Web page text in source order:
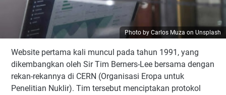
Photo by Carlos Muza on Unsplash
Website pertama kali muncul pada tahun 1991, yang
dikembangkan oleh Sir Tim Berners-Lee bersama dengan
rekan-rekannya di CERN (Organisasi Eropa untuk
Penelitian Nuklir). Tim tersebut menciptakan protokol